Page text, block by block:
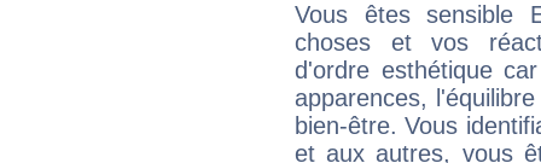
Vous êtes sensible
choses et vos
d'ordre esthétique
apparences,
bien-être. Vous
et aux autres, vous